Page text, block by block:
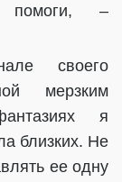
помоги, –
своего
мерзким
я
близких. Не
ее одну